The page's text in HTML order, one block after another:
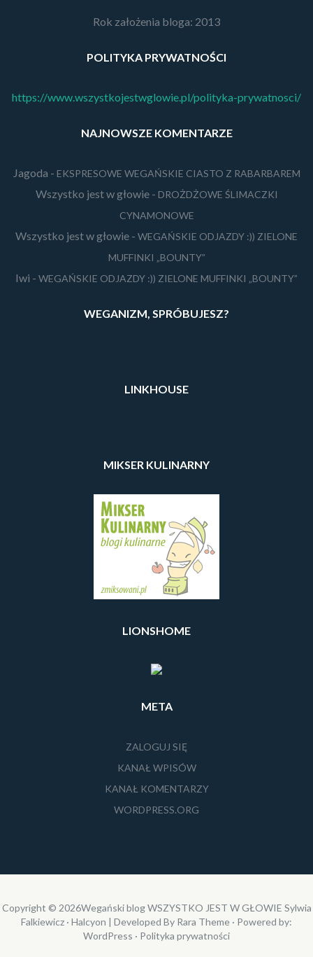
Rok założenia bloga: 2013
POLITYKA PRYWATNOŚCI
https://www.wszystkojestwglowie.pl/polityka-prywatnosci/
NAJNOWSZE KOMENTARZE
Jagoda - EKSPRESOWE WEGAŃSKIE CIASTO Z RABARBAREM
Wszystko jest w głowie- DROŻDŻOWE ŚLIMACZKI
CYNAMONOWE
Wszystko jest w głowie - WEGAŃSKIE ODJAZDY :)) ZIELONE
MUFFINKI „BOUNTY”
Iwi - WEGAŃSKIE ODJAZDY :)) ZIELONE MUFFINKI „BOUNTY”
WEGANIZM, SPRÓBUJESZ?
LINKHOUSE
MIKSER KULINARNY
LIONSHOME
META
ZALOGUJ SIĘ
KANAŁ WPISÓW
KANAŁ KOMENTARZY
WORDPRESS.ORG
Copyright © 2026Wegański blog WSZYSTKO JEST W GŁOWIE Sylwia
Falkiewicz · Halcyon | Developed By Rara Theme · Powered by:
WordPress · Polityka prywatności